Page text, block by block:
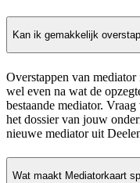
Kan ik gemakkelijk
Overstappen van
wel even na wat de
bestaande mediator.
het dossier van jouw
nieuwe mediator uit
Wat maakt Mediatorkaart